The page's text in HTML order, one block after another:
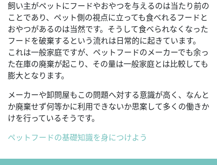
飼い主がペットにフードやおやつを与えるのは当たり前の
ことであり、ペット側の視点に立っても食べれるフードと
おやつがあるのは当然です。そうして食べられなくなった
フードを破棄するという流れは日常的に起きています。
これは一般家庭ですが、ペットフードのメーカーでも余っ
た在庫の廃棄が起こり、その量は一般家庭とは比較しても
膨大となります。
メーカーや卸問屋もこの問題へ対する意識が高く、なんと
か廃棄せず何等かに利用できないか思案して多くの働きか
けを行っているそうです。
ペットフードの基礎知識を身につけよう